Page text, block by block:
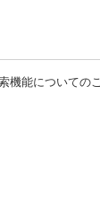
能についての